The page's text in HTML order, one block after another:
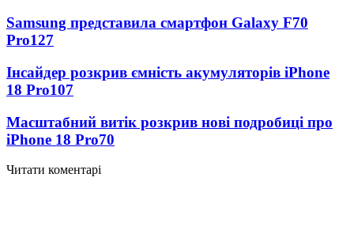
Samsung представила смартфон Galaxy F70
Pro127
Інсайдер розкрив ємність акумуляторів iPhone
18 Pro107
Масштабний витік розкрив нові подробиці про
iPhone 18 Pro70
Читати коментарі